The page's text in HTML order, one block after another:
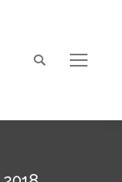
Search: